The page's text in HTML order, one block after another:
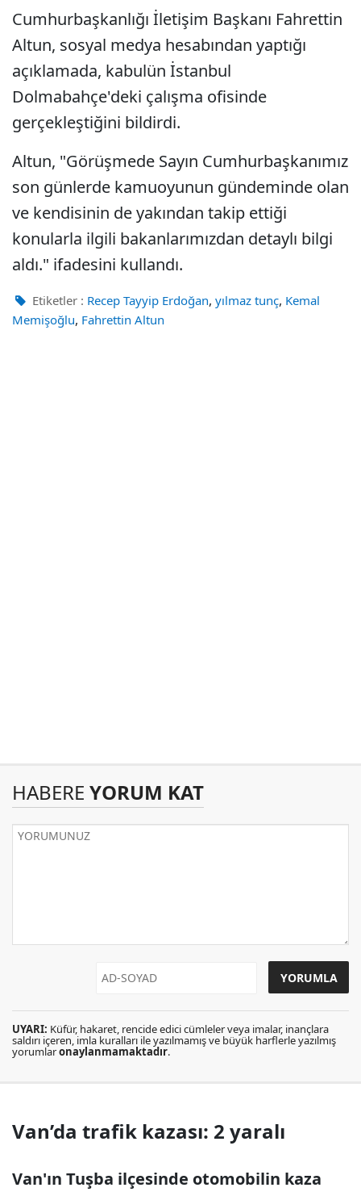
Cumhurbaşkanlığı İletişim Başkanı Fahrettin
Altun, sosyal medya hesabından yaptığı
açıklamada, kabulün İstanbul
Dolmabahçe'deki çalışma ofisinde
gerçekleştiğini bildirdi.
Altun, "Görüşmede Sayın Cumhurbaşkanımız
son günlerde kamuoyunun gündeminde olan
ve kendisinin de yakından takip ettiği
konularla ilgili bakanlarımızdan detaylı bilgi
aldı." ifadesini kullandı.
Etiketler : Recep Tayyip Erdoğan, yılmaz tunç, Kemal
Memişoğlu, Fahrettin Altun
HABERE YORUM KAT
UYARI: Küfür, hakaret, rencide edici cümleler veya imalar, inançlara
saldırı içeren, imla kuralları ile yazılmamış ve büyük harflerle yazılmış
yorumlaronaylanmamaktadır.
Van’da trafik kazası: 2 yaralı
Van'ın Tuşba ilçesinde otomobilin kaza